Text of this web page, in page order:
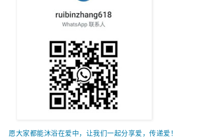
愿大家都能沐浴在爱中，让我们一起分享爱，传递爱！